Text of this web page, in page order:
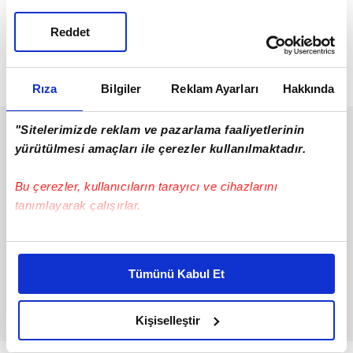
Rıza Bilgiler Reklam Ayarları Hakkında
"Sitelerimizde reklam ve pazarlama faaliyetlerinin
yürütülmesi amaçları ile çerezler kullanılmaktadır.
Bu çerezler, kullanıcıların tarayıcı ve cihazlarını
tanımlayarak çalışırlar.
Bu çerezlere izin vermeniz halinde sizlere özel
daha iyi reklam deneyimi yaşatabiliriz. Bunu yaparken
amacımızın size daha iyi bir reklam deneyimi sunmak
olduğunu ve sizlere en iyi içerikleri sunabilmek adına
elimizden gelen çabayı gösterdiğimizi ve bu noktada,
Tümünü Kabul Et
Kişiselleştir
Reddet
düşüp yaralanırlar ve hastaneye kaldırılırlar.
Nuran hastanede Kadir'in yanında kalır, ilk defa
Kadir'e, onu nasıl sevdiğini anlatır.